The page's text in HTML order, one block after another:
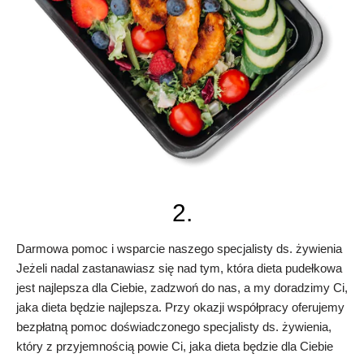
2.
Darmowa pomoc i wsparcie naszego specjalisty ds. żywienia
Jeżeli nadal zastanawiasz się nad tym, która dieta pudełkowa
jest najlepsza dla Ciebie, zadzwoń do nas, a my doradzimy Ci,
jaka dieta będzie najlepsza. Przy okazji współpracy oferujemy
bezpłatną pomoc doświadczonego specjalisty ds. żywienia,
który z przyjemnością powie Ci, jaka dieta będzie dla Ciebie